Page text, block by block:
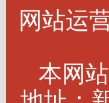
网站运
本网